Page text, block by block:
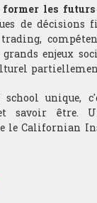
former les
de
grands enjeux
unique,
savoir être.
le Californian